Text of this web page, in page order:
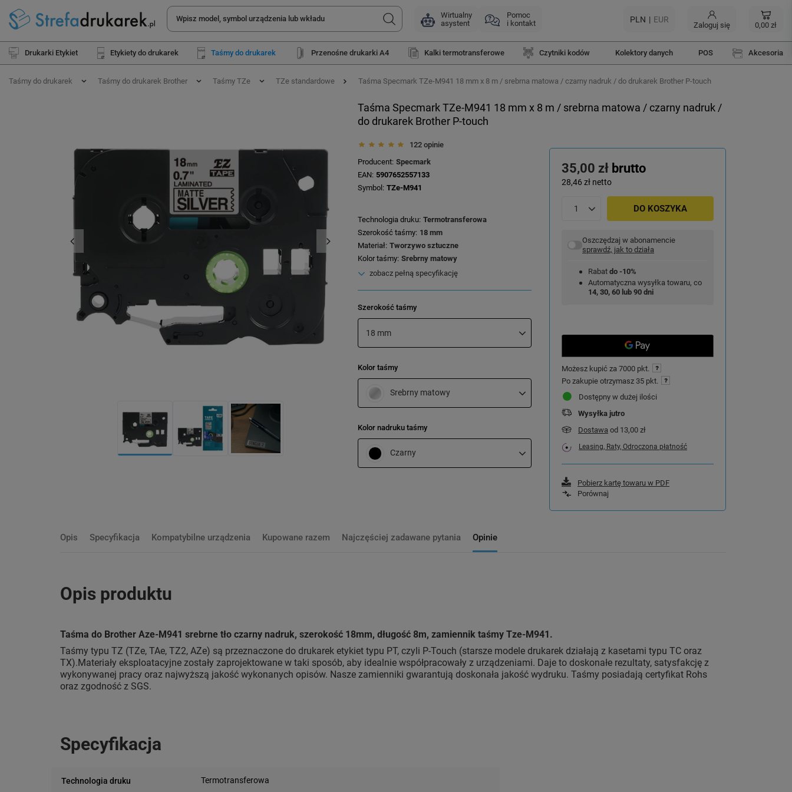
Wirtualny
asystent
Pomoc
i kontakt
PLN EUR
Zaloguj się 0,00 zł
Drukarki Etykiet Etykiety do drukarek Taśmy do drukarek Przenośne drukarki A4 Kalki termotransferowe Czytniki kodów Kolektory danych POS Akcesoria
Taśmy do drukarek Taśmy do drukarek Brother Taśmy TZe TZe standardowe Taśma Specmark TZe-M941 18 mm x 8 m / srebrna matowa / czarny nadruk / do drukarek Brother P-touch
Taśma Specmark TZe-M941 18 mm x 8 m / srebrna matowa / czarny nadruk /
do drukarek Brother P-touch
122 opinie
35,00 zł brutto
28,46 zł netto
DO KOSZYKA
Oszczędzaj w abonamencie
sprawdź, jak to działa
Rabat do -10%
Automatyczna wysyłka towaru, co
14, 30, 60 lub 90 dni
Możesz kupić za 7000 pkt.
Po zakupie otrzymasz 35 pkt.
Dostępny w dużej ilości
Wysyłka jutro
Dostawa od 13,00 zł
Leasing, Raty, Odroczona płatność
Pobierz kartę towaru w PDF
Porównaj
Producent Specmark
EAN 5907652557133
Symbol
TZe-M941
Technologia druku Termotransferowa
Szerokość taśmy 18 mm
Materiał Tworzywo sztuczne
Kolor taśmy Srebrny matowy
zobacz pełną specyfikację
Szerokość taśmy
18 mm
Kolor taśmy
Srebrny matowy
Kolor nadruku taśmy
Czarny
Opis Specyfikacja Kompatybilne urządzenia Kupowane razem Najczęściej zadawane pytania Opinie
Opis produktu
Taśma do Brother Aze-M941 srebrne tło czarny nadruk, szerokość 18mm, długość 8m, zamiennik taśmy Tze-M941.
Taśmy typu TZ (TZe, TAe, TZ2, AZe) są przeznaczone do drukarek etykiet typu PT, czyli P-Touch (starsze modele drukarek działają z kasetami typu TC oraz
TX).Materiały eksploatacyjne zostały zaprojektowane w taki sposób, aby idealnie współpracowały z urządzeniami. Daje to doskonałe rezultaty, satysfakcję z
wykonywanej pracy oraz najwyższą jakość wykonanych opisów. Nasze zamienniki gwarantują doskonała jakość wydruku. Taśmy posiadają certyfikat Rohs
oraz zgodność z SGS.
Specyfikacja
Technologia druku Termotransferowa